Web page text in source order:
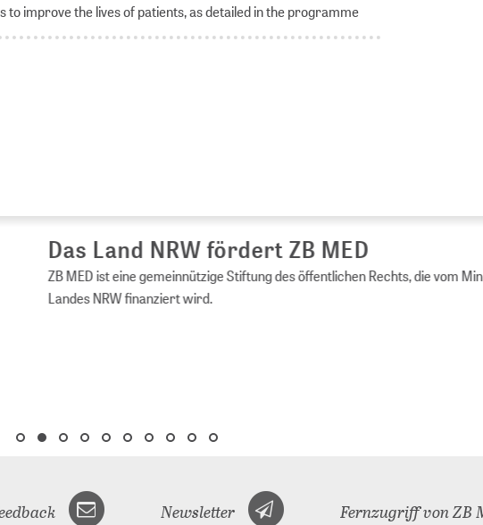
to improve the lives of patients, as detailed in the programme
fördert ZB MED
Stiftung des öffentlichen Rechts, die vom Ministerium für Kultur und
wird.
Newsletter Fernzugriff von ZB